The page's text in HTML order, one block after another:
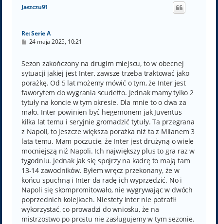
Jaszczu91
Re: Serie A
P
t
24 maja 2025, 10:21
Sezon zakończony na drugim miejscu, to w obecnej
sytuacji jakiej jest Inter, zawsze trzeba traktować jako
porażkę. Od 5 lat możemy mówić o tym, że Inter jest
faworytem do wygrania scudetto. Jednak mamy tylko 2
tytuły na koncie w tym okresie. Dla mnie to o dwa za
mało. Inter powinien być hegemonem jak Juventus
kilka lat temu i seryjnie gromadzić tytuły. Ta przegrana
z Napoli, to jeszcze większa porażka niż ta z Milanem 3
lata temu. Mam poczucie, że Inter jest drużyną o wiele
mocniejszą niż Napoli. Ich największy plus to gra raz w
tygodniu. Jednak jak się spojrzy na kadrę to mają tam
13-14 zawodników. Byłem wręcz przekonany, że w
końcu spuchną i Inter da radę ich wyprzedzić. No i
Napoli się skompromitowało, nie wygrywając w dwóch
poprzednich kolejkach. Niestety Inter nie potrafił
wykorzystać, co prowadzi do wniosku, że na
mistrzostwo po prostu nie zasługujemy w tym sezonie.